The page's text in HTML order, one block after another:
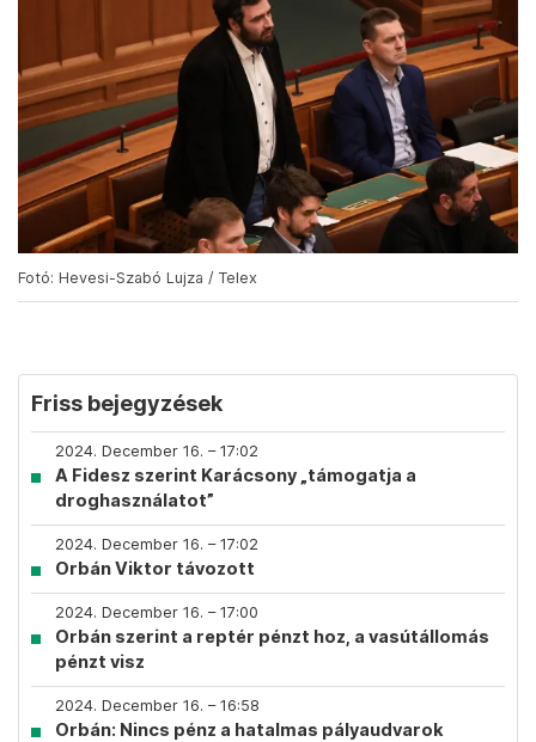
Fotó: Hevesi-Szabó Lujza / Telex
Friss bejegyzések
2024. December 16. – 17:02
A Fidesz szerint Karácsony „támogatja a
droghasználatot”
2024. December 16. – 17:02
Orbán Viktor távozott
2024. December 16. – 17:00
Orbán szerint a reptér pénzt hoz, a vasútállomás
pénzt visz
2024. December 16. – 16:58
Orbán: Nincs pénz a hatalmas pályaudvarok